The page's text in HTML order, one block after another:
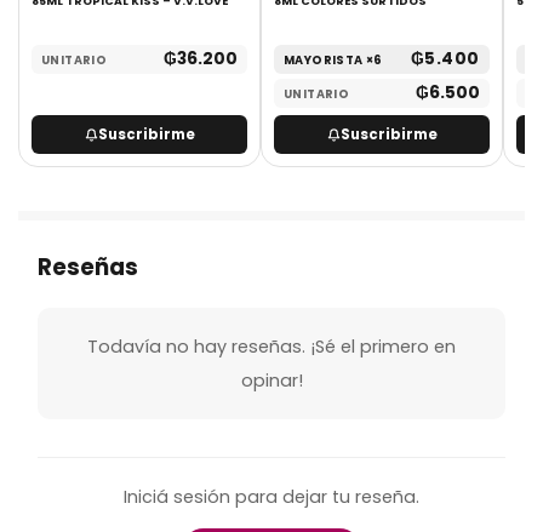
UNITARIO ₲36.200
Suscribirme
MAYORISTA ×6 ₲5.400
UNITARIO ₲6.500
Suscribirme
Reseñas
Todavía no hay reseñas. ¡Sé el primero en
opinar!
Iniciá sesión para dejar tu reseña.